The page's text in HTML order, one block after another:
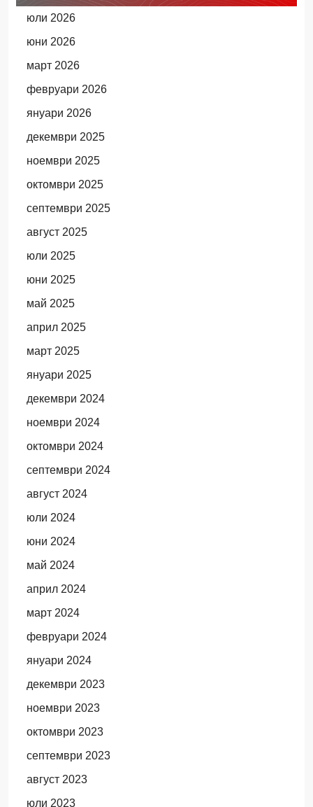
юли 2026
юни 2026
март 2026
февруари 2026
януари 2026
декември 2025
ноември 2025
октомври 2025
септември 2025
август 2025
юли 2025
юни 2025
май 2025
април 2025
март 2025
януари 2025
декември 2024
ноември 2024
октомври 2024
септември 2024
август 2024
юли 2024
юни 2024
май 2024
април 2024
март 2024
февруари 2024
януари 2024
декември 2023
ноември 2023
октомври 2023
септември 2023
август 2023
юли 2023